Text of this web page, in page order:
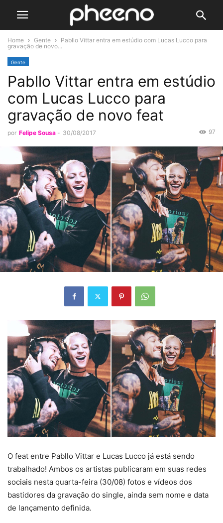
Home Gente
Pabllo Vittar entra em estúdio com Lucas Lucco para
gravação de novo...
Gente
Pabllo Vittar entra em estúdio
com Lucas Lucco para
gravação de novo feat
por Felipe Sousa - 30/08/2017 97
O feat entre Pabllo Vittar e Lucas Lucco já está sendo
trabalhado! Ambos os artistas publicaram em suas redes
sociais nesta quarta-feira (30/08) fotos e vídeos dos
bastidores da gravação do single, ainda sem nome e data
de lançamento definida.